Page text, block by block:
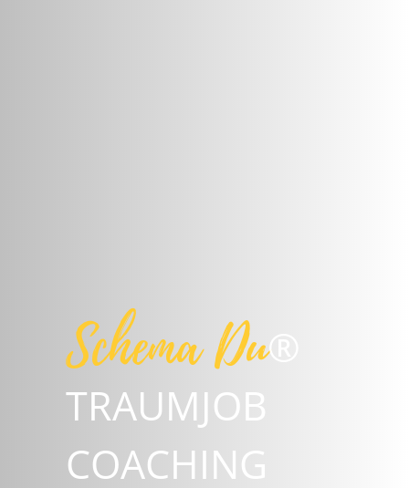
Schema Du®
TRAUMJOB
COACHING